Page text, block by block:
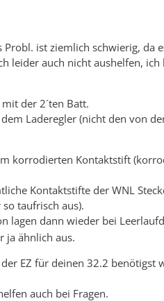
Probl. ist ziemlich schwierig, da
leider auch nicht aushelfen,
der 2´ten Batt.
Laderegler (nicht den von
korrodierten Kontaktstift
Kontaktstifte der WNL
taufrisch aus).
lagen dann wieder bei
ja ähnlich aus.
EZ für deinen 32.2 benötigst
auch bei Fragen.